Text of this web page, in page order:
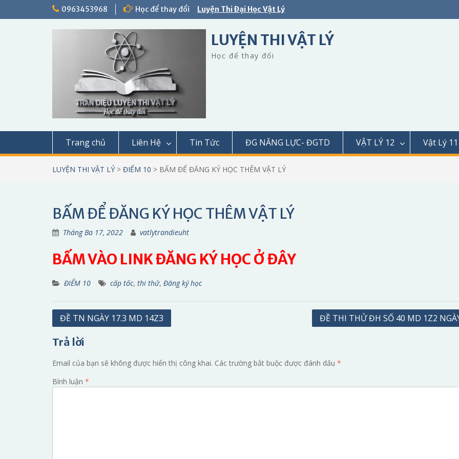
0963453968 Học để thay đổi Luyện Thi Đại Học Vật Lý
LUYỆN THI VẬT LÝ
Học để thay đổi
Trang chủ Liên Hệ Tin Tức ĐG NĂNG LỰC- ĐGTD VẬT LÝ 12 Vật Lý 11
LUYỆN THI VẬT LÝ > ĐIỂM 10 > BẤM ĐỂ ĐĂNG KÝ HỌC THÊM VẬT LÝ
BẤM ĐỂ ĐĂNG KÝ HỌC THÊM VẬT LÝ
Tháng Ba 17, 2022 vatlytrandieuht
BẤM VÀO LINK ĐĂNG KÝ HỌC Ở ĐÂY
ĐIỂM 10 cấp tốc, thi thử, Đăng ký học
Điều
bài
viết
ĐỀ TN NGÀY 17.3 MD 14Z3 ĐỀ THI THỬ ĐH SỐ 40 MD 1Z2
Trả lời
Email của bạn sẽ không được hiển thị công khai. Các trường bắt buộc được đánh dấu *
Bình luận *